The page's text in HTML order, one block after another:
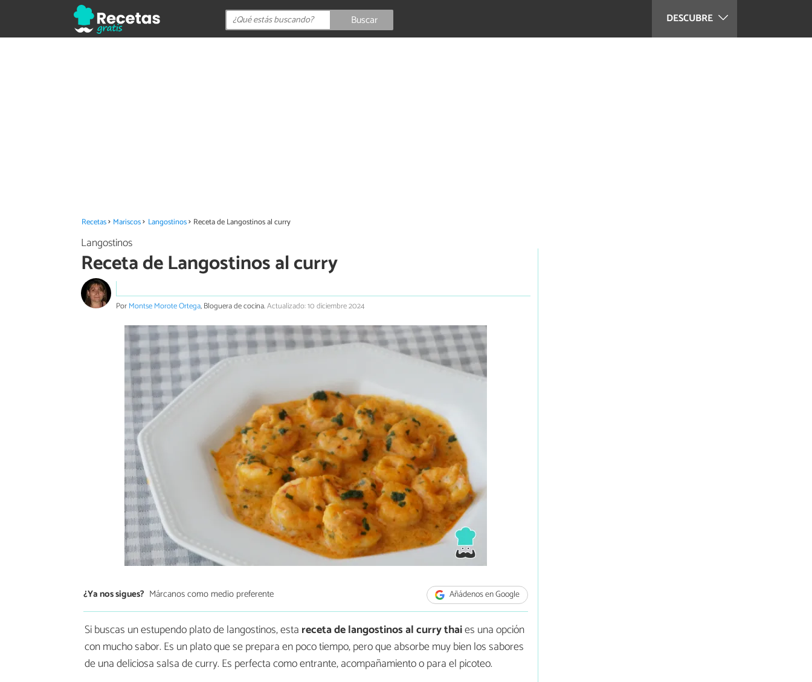
DESCUBRE
Buscar
Recetas Mariscos Langostinos Receta de Langostinos al curry
Langostinos
Receta de Langostinos al curry
PorMontse Morote Ortega, Bloguera de cocina.Actualizado: 10 diciembre 2024
¿Ya nos sigues? Márcanos como medio preferente Añádenos en Google
Si buscas un estupendo plato de langostinos, esta receta de langostinos al curry thaies una opción
con mucho sabor. Es un plato que se prepara en poco tiempo, pero que absorbe muy bien los sabores
de una deliciosa salsa de curry. Es perfecta como entrante, acompañamiento o para el picoteo.